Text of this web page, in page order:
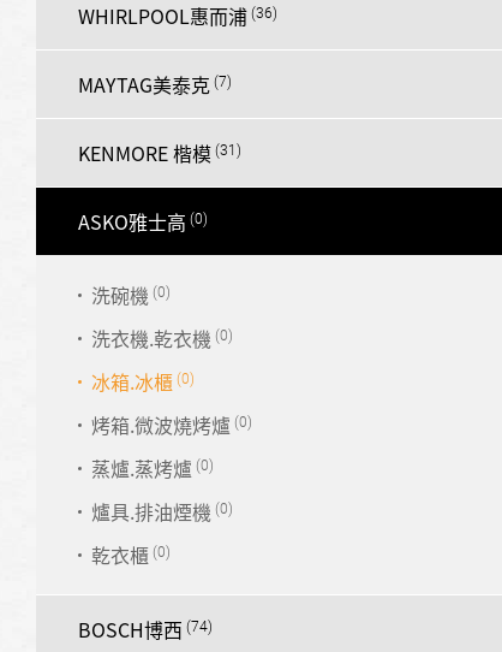
WHIRLPOOL惠而浦
MAYTAG美泰克
KENMORE 楷模
ASKO雅士高
洗碗機
洗衣機.乾衣機
冰箱.冰櫃
烤箱.微波燒烤爐
蒸爐.蒸烤爐
爐具.排油煙機
乾衣櫃
BOSCH博西